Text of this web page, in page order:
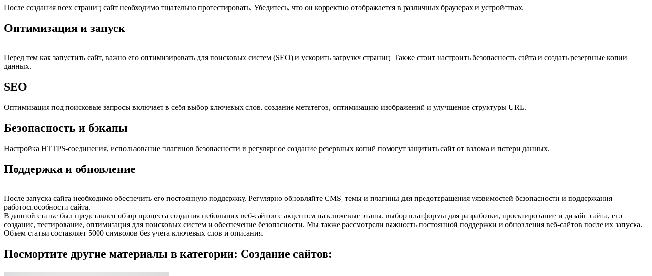
После создания всех страниц сайт необходимо тщательно протестировать. Убедитесь, что он корректно отображается в различных браузерах и устройствах.
Оптимизация и запуск
Перед тем как запустить сайт, важно его оптимизировать для поисковых систем (SEO) и ускорить загрузку страниц. Также стоит настроить безопасность сайта и создать резервные копии
данных.
SEO
Оптимизация под поисковые запросы включает в себя выбор ключевых слов, создание метатегов, оптимизацию изображений и улучшение структуры URL.
Безопасность и бэкапы
Настройка HTTPS-соединения, использование плагинов безопасности и регулярное создание резервных копий помогут защитить сайт от взлома и потери данных.
Поддержка и обновление
После запуска сайта необходимо обеспечить его постоянную поддержку. Регулярно обновляйте CMS, темы и плагины для предотвращения уязвимостей безопасности и поддержания
работоспособности сайта.
В данной статье был представлен обзор процесса создания небольших веб-сайтов с акцентом на ключевые этапы: выбор платформы для разработки, проектирование и дизайн сайта, его
создание, тестирование, оптимизация для поисковых систем и обеспечение безопасности. Мы также рассмотрели важность постоянной поддержки и обновления веб-сайтов после их запуска.
Объем статьи составляет 5000 символов без учета ключевых слов и описания.
Посмортите другие материалы в категории: Создание сайтов: